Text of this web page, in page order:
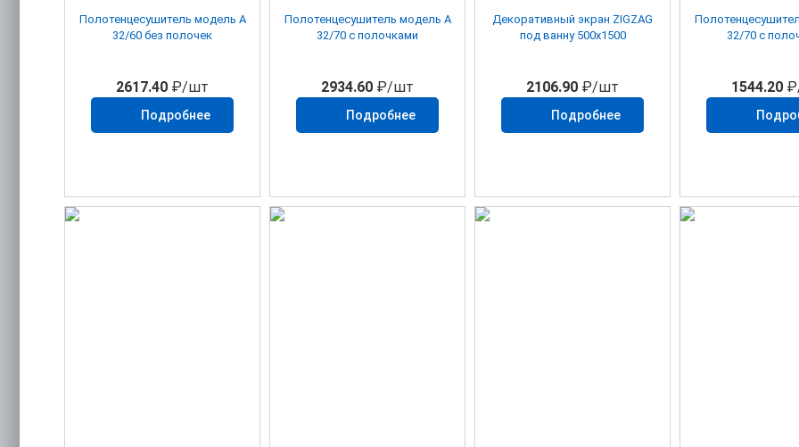
Полотенцесушитель модель A
32/60 без полочек
2617.40 ₽/шт
Подробнее
Полотенцесушитель модель A
32/70 с полочками
2934.60 ₽/шт
Подробнее
Декоративный экран ZIGZAG
под ванну 500х1500
2106.90 ₽/шт
Подробнее
32/70 с
1544.20